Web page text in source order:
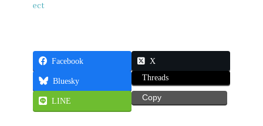
ect
Facebook X
Bluesky Threads
LINE Copy